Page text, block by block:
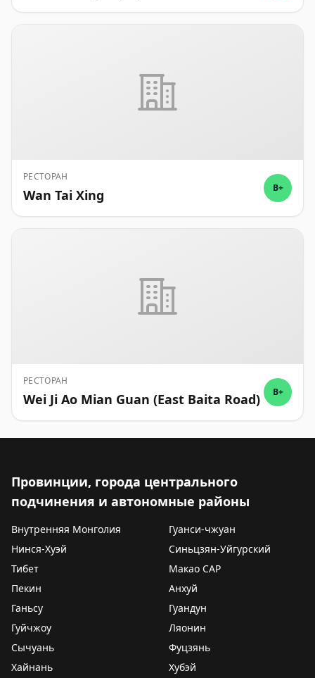
РЕСТОРАН
Wan Tai Xing B+
РЕСТОРАН
Wei Ji Ao Mian Guan (East Baita Road) B+
Провинции, города центрального
подчинения и автономные районы
Внутренняя Монголия
Гуанси-чжуан
Нинся-Хуэй
Синьцзян-Уйгурский
Тибет
Макао САР
Пекин
Анхуй
Ганьсу
Гуандун
Гуйчжоу
Ляонин
Сычуань
Фуцзянь
Хайнань
Хубэй